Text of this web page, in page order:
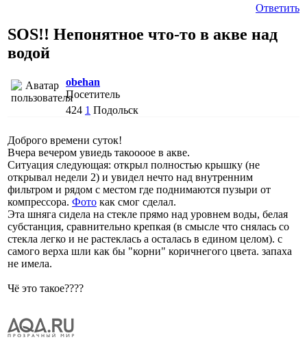
Ответить
SOS!! Непонятное что-то в акве над
водой
obehan
Посетитель
424 1 Подольск
Доброго времени суток!
Вчера вечером увиедь такоооое в акве.
Ситуация следующая: открыл полностью крышку (не
открывал недели 2) и увидел нечто над внутренним
фильтром и рядом с местом где поднимаются пузыри от
компрессора. Фото как смог сделал.
Эта шняга сидела на стекле прямо над уровнем воды, белая
субстанция, сравнительно крепкая (в смысле что снялась со
стекла легко и не растеклась а осталась в едином целом). с
самого верха шли как бы "корни" коричнегого цвета. запаха
не имела.
Чё это такое????